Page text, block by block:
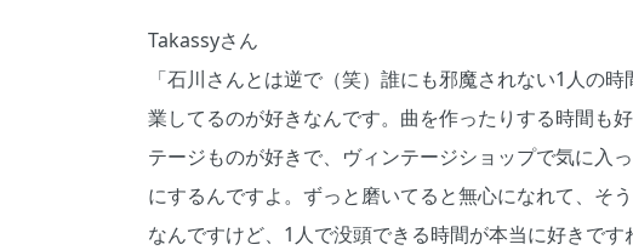
Takassyさん
「石川さんとは逆で（笑）誰にも邪魔されない1人の
業してるのが好きなんです。曲を作ったりする時間も
テージものが好きで、ヴィンテージショップで気に入
にするんですよ。ずっと磨いてると無心になれて、そ
なんですけど、1人で没頭できる時間が本当に好きです